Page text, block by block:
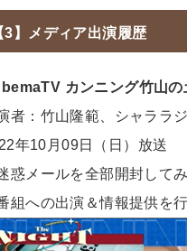
3】メディア出演履歴
カンニング竹山
者：竹山隆範、シャララ
年10月09日（日）放送
迷惑メールを全部開封して
組への出演＆情報提供を